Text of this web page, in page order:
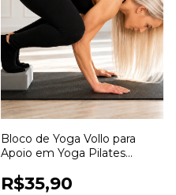
Bloco de Yoga Vollo para
Apoio em Yoga Pilates
R$35,90